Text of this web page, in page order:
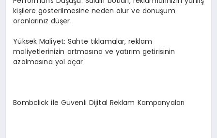
kişilere gösterilmesine neden olur ve dönüşüm
oranlarınız düşer.
Yüksek Maliyet: Sahte tıklamalar, reklam
maliyetlerinizin artmasına ve yatırım getirisinin
azalmasına yol açar.
Bombclick ile Güvenli Dijital Reklam Kampanyaları